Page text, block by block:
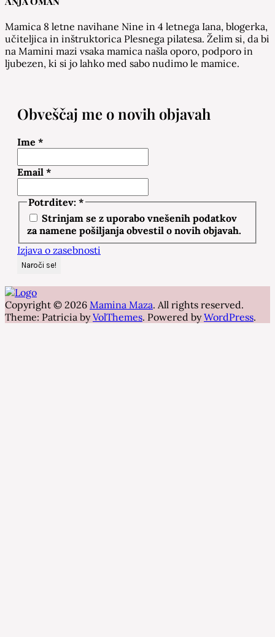
Mamica 8 letne navihane Nine in 4 letnega Iana, blogerka,
učiteljica in inštruktorica Plesnega pilatesa. Želim si, da bi
na Mamini mazi vsaka mamica našla oporo, podporo in
ljubezen, ki si jo lahko med sabo nudimo le mamice.
Obveščaj me o novih objavah
Ime *
Email *
Potrditev: *
Strinjam se z uporabo vnešenih podatkov
za namene pošiljanja obvestil o novih objavah.
Izjava o zasebnosti
Copyright © 2026 Mamina Maza. All rights reserved.
Theme: Patricia byVolThemes. Powered byWordPress.